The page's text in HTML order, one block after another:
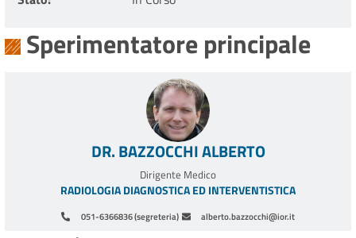
Sperimentatore principale
051-6366836 (segreteria) alberto.bazzocchi@ior.it
DR. BAZZOCCHI ALBERTO
Dirigente Medico
RADIOLOGIA DIAGNOSTICA ED INTERVENTISTICA